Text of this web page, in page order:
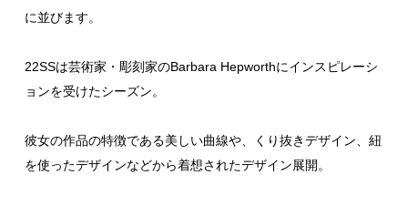
に並びます。
22SSは芸術家・彫刻家のBarbara Hepworthにインスピレーシ
ョンを受けたシーズン。
彼女の作品の特徴である美しい曲線や、くり抜きデザイン、紐
を使ったデザインなどから着想されたデザイン展開。